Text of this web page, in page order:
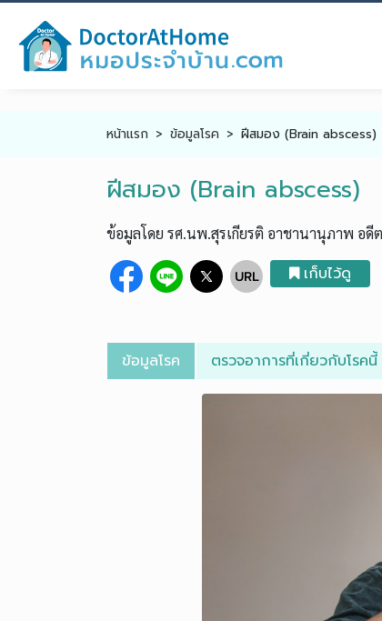
หน้าแรก ข้อมูลโรค ฝีสมอง (Brain abscess)
ฝีสมอง (Brain abscess)
ข้อมูลโดย รศ.นพ.สุรเกียรติ อาชานานุภาพ อ
เก็บไว้ดู
ข้อมูลโรค ตรวจอาการที่เกี่ยวกับโรคนี้